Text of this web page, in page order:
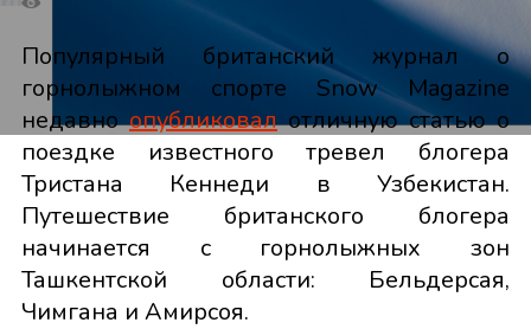
Популярный британский журнал о
горнолыжном спорте Snow Magazine
недавноопубликовалотличную статью о
поездке известного тревел блогера
Тристана Кеннеди в Узбекистан.
Путешествие британского блогера
начинается с горнолыжных зон
Ташкентской области: Бельдерсая,
Чимгана и Амирсоя.